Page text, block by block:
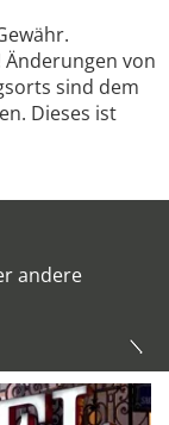
von
sind dem
Dieses ist
andere